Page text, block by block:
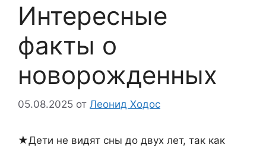
Интересные
факты о
новорожденных
05.08.2025 от Леонид Ходос
★Дети не видят сны до двух лет, так как